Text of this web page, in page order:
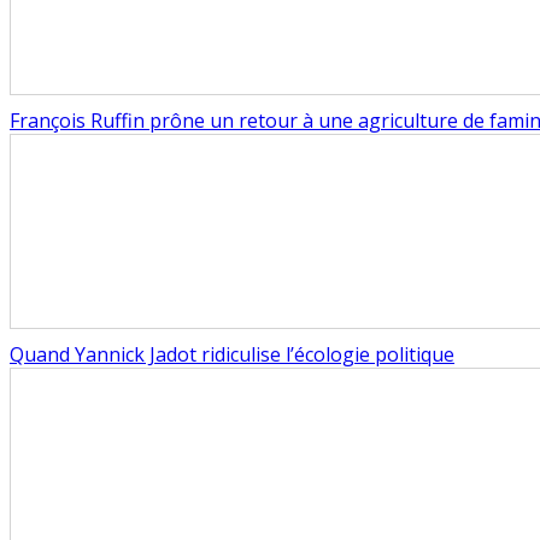
François Ruffin prône un retour à une agriculture de
Quand Yannick Jadot ridiculise l’écologie politique